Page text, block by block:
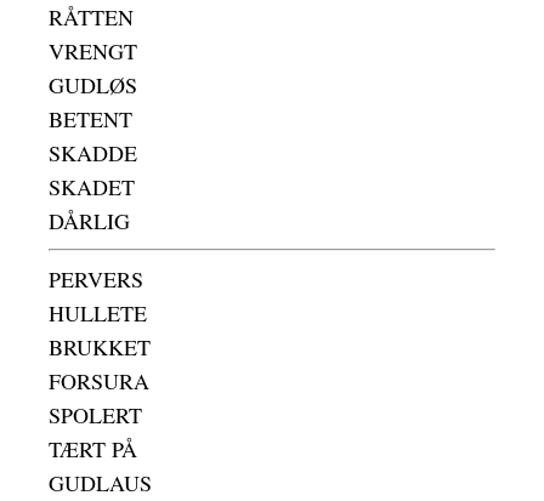
RÅTTEN
VRENGT
GUDLØS
BETENT
SKADDE
SKADET
DÅRLIG
PERVERS
HULLETE
BRUKKET
FORSURA
SPOLERT
TÆRT PÅ
GUDLAUS